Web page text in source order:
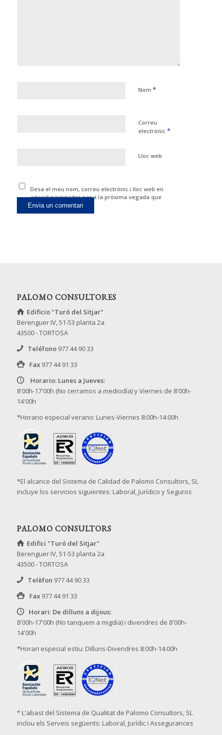
Nom *
Correu
electrònic *
Lloc web
Desa el meu nom, correu electrònic i lloc web en
aquest navegador per a la pròxima vegada que
comenti.
PALOMO CONSULTORES
Edificio "Turó del Sitjar"
Berenguer IV, 51-53 planta 2a
43500 - TORTOSA
Teléfono 977 44 90 33
Fax 977 44 91 33
Horario: Lunes a Jueves:
8'00h-17'00h (No cerramos a mediodía) y Viernes de 8'00h-
14'00h
*Horario especial verano: Lunes-Viernes 8:00h-14:00h
*El alcance del Sistema de Calidad de Palomo Consultors, SL
incluye los servicios siguientes: Laboral, Jurídico y Seguros
PALOMO CONSULTORS
Edifici "Turó del Sitjar"
Berenguer IV, 51-53 planta 2a
43500 - TORTOSA
Telèfon 977 44 90 33
Fax 977 44 91 33
Horari: De dilluns a dijous:
8'00h-17'00h (No tanquem a migdia) i divendres de 8'00h-
14'00h
*Horari especial estiu: Dilluns-Divendres 8:00h-14:00h
* L'abast del Sistema de Qualitat de Palomo Consultors, SL
inclou els Serveis següents: Laboral, Jurídic i Assegurances